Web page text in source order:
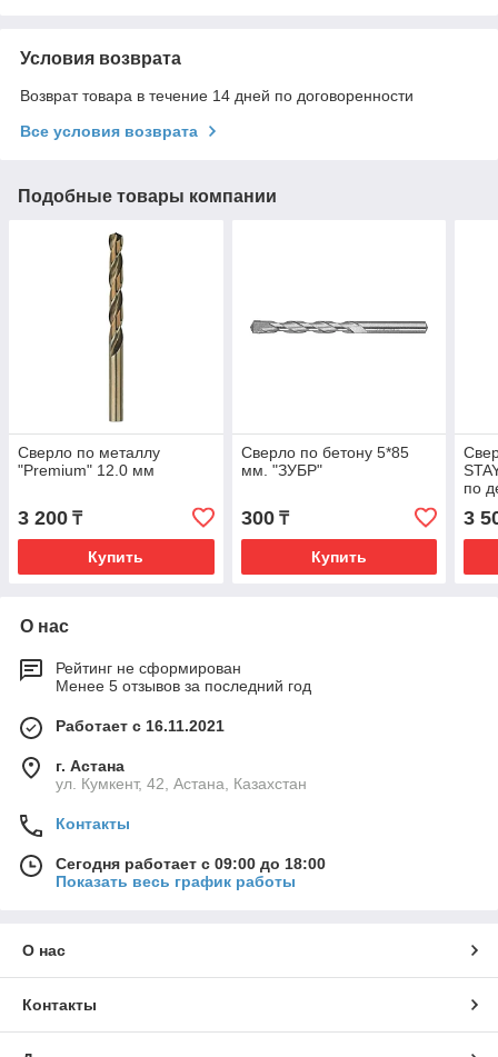
Условия возврата
Возврат товара в течение 14 дней по договоренности
Все условия возврата
Подобные товары компании
Сверло по металлу
"Premium" 12.0 мм
3 200 ₸
Купить
Сверло по бетону 5*85
мм. "ЗУБР"
300₸
Купить
по
3
О нас
Рейтинг не сформирован
Менее 5 отзывов за последний год
Работает с 16.11.2021
г. Астана
ул. Кумкент, 42, Астана, Казахстан
Контакты
Сегодня работает с 09:00 до 18:00
Показать весь график работы
О нас
Контакты